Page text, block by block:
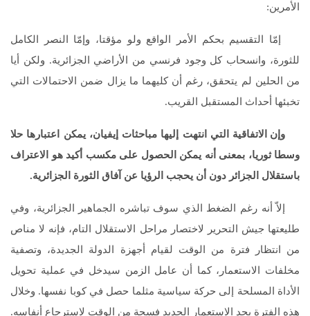
الأمرين:
إمّا التقسيم بحكم الأمر الواقع ولو مؤقتا، وإمّا النصر الكامل
للثورة، وانسحاب كل وجود فرنسي من الأراضي الجزائرية. ولكن أيا
من الحلين لم يتحقق، رغم أن كليهما ما يزال ضمن الاحتمالات التي
تخبئها أحداث المستقبل القريب.
وإن الاتفاقية التي انتهت إليها مباحثات إيفيان، يمكن اعتبارها حلا
وسطا ثوريا، بمعنى أنه يمكن الحصول على مكسب أكيد هو الاعتراف
باستقلال الجزائر دون أن يحجب الرؤيا عن آفاق الثورة الجزائرية.
إلاّ أنه رغم الضغط الذي سوف تباشره الجماهير الجزائرية، وفي
طليعتها جيش التحرير لاختصار مراحل الاستقلال التام، فإنه لا مناص
من انتظار فترة من الوقت لقيام أجهزة الدولة الجديدة، وتصفية
مخلفات الاستعمار، كما أن عامل الزمن سيدخل في عملية تحويل
الأداة المسلحة إلى حركة سياسية مثلما حصل في كوبا نفسها. وخلال
هذه الفترة يجد الاستعمار الجديد فسحة من الوقت لاسترجاع أنفاسه.